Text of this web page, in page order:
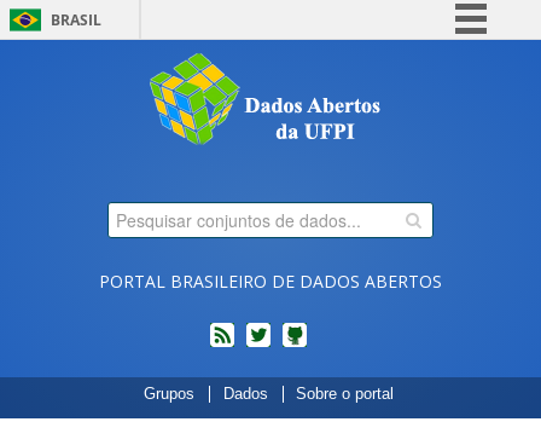
BRASIL
Comunica BR
Participe
Legislação
PORTAL BRASILEIRO DE DADOS ABERTOS
feed twitterCódigos
fonte
de
Grupos Dados Sobre o portal